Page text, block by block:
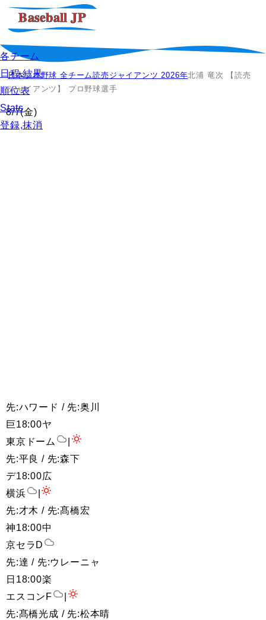
各チーム
日程,結果
順位表
Stats
登録,抹消
日本プロ野球 全チーム読売ジャイアンツ 2026年北浦 竜次 【読売
ジャイアンツ】 プロ野球選手
8/7(金)
先:ハワード / 先:奥川
巨18:00ヤ
東京ドーム
先:平良 / 先:森下
デ18:00広
横浜
先:才木 / 先:髙橋宏
神18:00中
京セラD
先:達 / 先:ウレーニャ
日 18:00楽
エスコンF
先:髙橋光成 / 先:松本晴